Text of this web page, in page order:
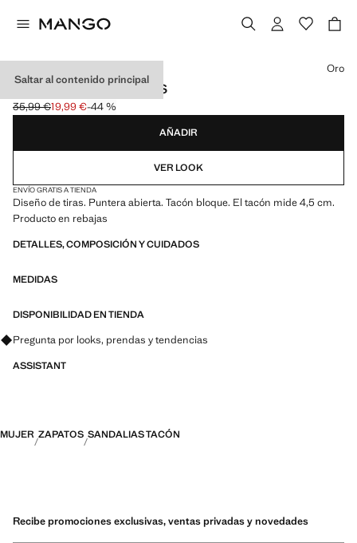
Saltar al contenido principal
SANDALIA TACÓN TIRAS
Precio inicial tachado [35,99 € ]
35,99 €
Precio actual [19,99 € ]
19,99 €-44 %
Selecciona un color
Oro
AÑADIR
VER LOOK
ENVÍO GRATIS A TIENDA
Diseño de tiras. Puntera abierta. Tacón bloque. El tacón mide 4,5 cm.
Producto en rebajas
DETALLES, COMPOSICIÓN Y CUIDADOS
MEDIDAS
DISPONIBILIDAD EN TIENDA
Pregunta por looks, prendas y tendencias
ASSISTANT
MUJER ZAPATOS SANDALIAS TACÓN
Recibe promociones exclusivas, ventas privadas y novedades